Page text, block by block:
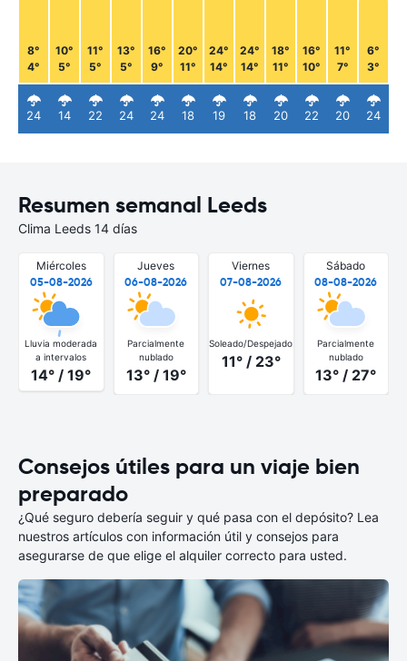
8°
4°
24
10°
5°
14
11°
5°
22
13°
5°
24
16°
9°
24
20°
11°
18
24°
14°
19
24°
14°
18
18°
11°
20
16°
10°
22
11°
7°
20
6°
3°
24
Resumen semanal Leeds
Clima Leeds 14 días
Miércoles
05-08-2026
Lluvia moderada
a intervalos
14° / 19°
Jueves
06-08-2026
Parcialmente
nublado
13° / 19°
Viernes
07-08-2026
Soleado/Despejado
11° / 23°
Sábado
08-08-2026
Parcialmente
nublado
13° / 27°
Consejos útiles para un viaje bien
preparado
¿Qué seguro debería seguir y qué pasa con el depósito? Lea
nuestros artículos con información útil y consejos para
asegurarse de que elige el alquiler correcto para usted.